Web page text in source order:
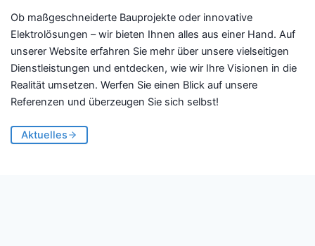
Ob maßgeschneiderte Bauprojekte oder innovative
Elektrolösungen – wir bieten Ihnen alles aus einer Hand. Auf
unserer Website erfahren Sie mehr über unsere vielseitigen
Dienstleistungen und entdecken, wie wir Ihre Visionen in die
Realität umsetzen. Werfen Sie einen Blick auf unsere
Referenzen und überzeugen Sie sich selbst!
Aktuelles